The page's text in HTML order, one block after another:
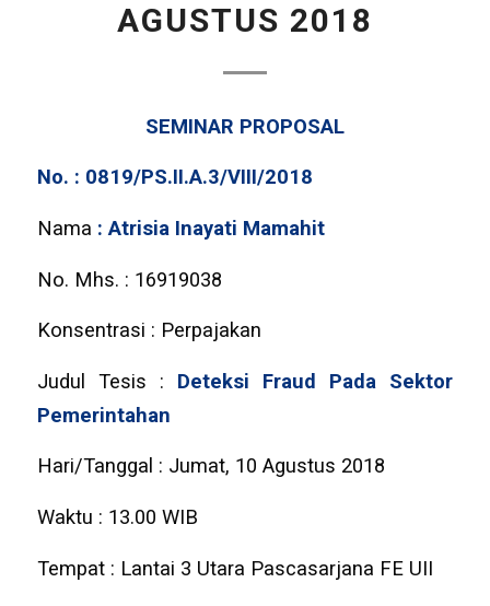
AGUSTUS 2018
SEMINAR PROPOSAL
No. : 0819/PS.II.A.3/VIII/2018
Nama : Atrisia Inayati Mamahit
No. Mhs. : 16919038
Konsentrasi : Perpajakan
Judul Tesis : Deteksi Fraud Pada Sektor
Pemerintahan
Hari/Tanggal : Jumat, 10 Agustus 2018
Waktu : 13.00 WIB
Tempat : Lantai 3 Utara Pascasarjana FE UII